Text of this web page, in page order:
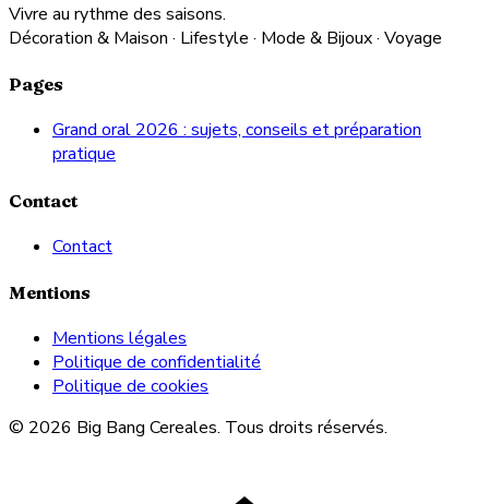
Vivre au rythme des saisons.
Décoration & Maison · Lifestyle · Mode & Bijoux · Voyage
Pages
Grand oral 2026 : sujets, conseils et préparation
pratique
Contact
Contact
Mentions
Mentions légales
Politique de confidentialité
Politique de cookies
© 2026 Big Bang Cereales. Tous droits réservés.